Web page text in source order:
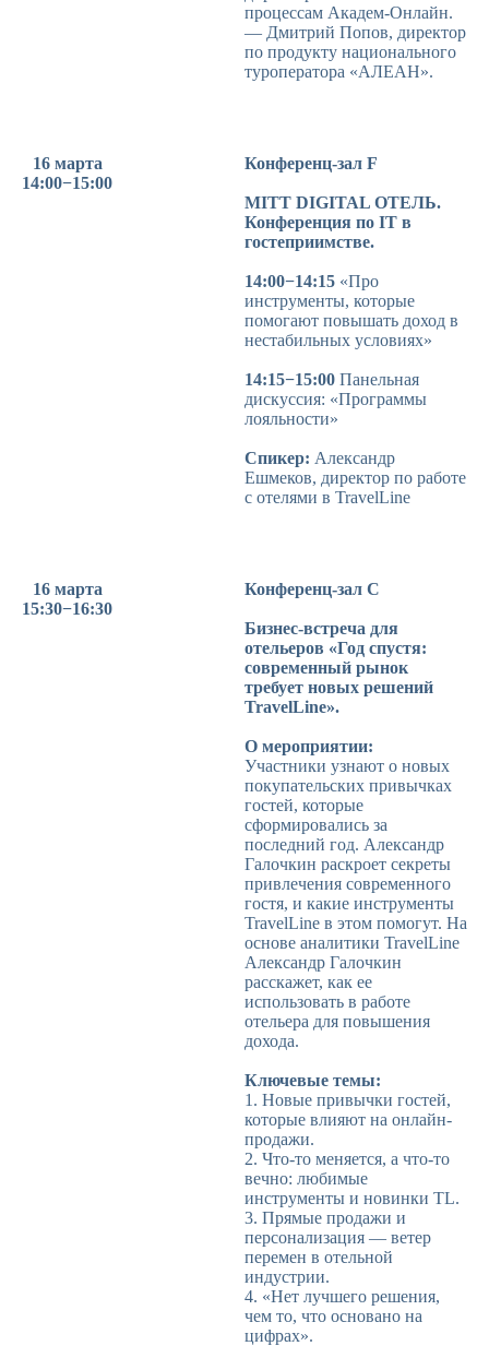
процессам Академ-Онлайн.
— Дмитрий Попов, директор
по продукту национального
туроператора «АЛЕАН».
16 марта
14:00−15:00
Конференц-зал F
MITT DIGITAL ОТЕЛЬ.
Конференция по IT в
гостеприимстве.
14:00−14:15 «Про
инструменты, которые
помогают повышать доход в
нестабильных условиях»
14:15−15:00 Панельная
дискуссия: «Программы
лояльности»
Спикер: Александр
Ешмеков, директор по работе
с отелями в TravelLine
16 марта
15:30−16:30
Конференц-зал C
Бизнес-встреча для
отельеров «Год спустя:
современный рынок
требует новых решений
TravelLine».
О мероприятии:
Участники узнают о новых
покупательских привычках
гостей, которые
сформировались за
последний год. Александр
Галочкин раскроет секреты
привлечения современного
гостя, и какие инструменты
TravelLine в этом помогут. На
основе аналитики TravelLine
Александр Галочкин
расскажет, как ее
использовать в работе
отельера для повышения
дохода.
Ключевые темы:
1. Новые привычки гостей,
которые влияют на онлайн-
продажи.
2. Что-то меняется, а что-то
вечно: любимые
инструменты и новинки TL.
3. Прямые продажи и
персонализация — ветер
перемен в отельной
индустрии.
4. «Нет лучшего решения,
чем то, что основано на
цифрах».